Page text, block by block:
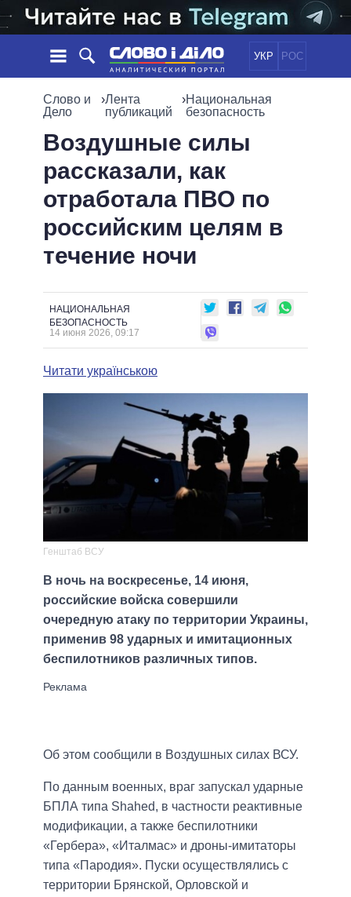
УКР РОС
НОВОСТИ
СОБЫТИЯ
СТАТЬИ
МНЕНИЯ
ОБЗОРЫ
ДАЙДЖЕСТЫ
ОБЩЕСТВО
МИР
ПОЛИТИКИ
ВСЕ ПОЛИТИКИ
ПРЕЗИДЕНТ И ОФИС
ВЕРХОВНАЯ РАДА
ГЛАВЫ ОБЛАДМИНИСТРАЦИЙ
МЭРЫ
ВСЕ ПЕРСОНЫ
ИНФОГРАФИКА
ВИДЕО
СРАВНЕНИЕ ПОЛИТИКОВ
Слово и
Дело
›Лента
публикаций
›Национальная
безопасность
Воздушные силы
рассказали, как
отработала ПВО по
российским целям в
течение ночи
НАЦИОНАЛЬНАЯ
БЕЗОПАСНОСТЬ
14 июня 2026, 09:17
Читати українською
Генштаб ВСУ
В ночь на воскресенье, 14 июня,
российские войска совершили
очередную атаку по территории Украины,
применив 98 ударных и имитационных
беспилотников различных типов.
Об этом сообщили в Воздушных силах ВСУ.
По данным военных, враг запускал ударные
БПЛА типа Shahed, в частности реактивные
модификации, а также беспилотники
«Гербера», «Италмас» и дроны-имитаторы
типа «Пародия». Пуски осуществлялись с
территории Брянской, Орловской и